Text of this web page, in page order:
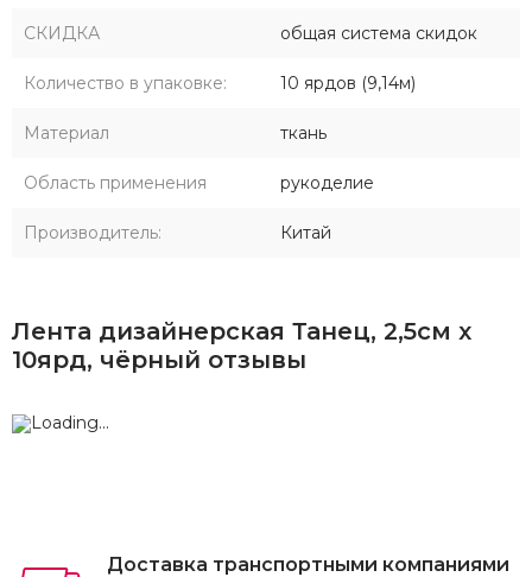
СКИДКА общая система скидок
Количество в упаковке: 10 ярдов (9,14м)
Материал ткань
Область применения рукоделие
Производитель: Китай
Лента дизайнерская Танец, 2,5см х
10ярд, чёрный отзывы
Доставка транспортными компаниями